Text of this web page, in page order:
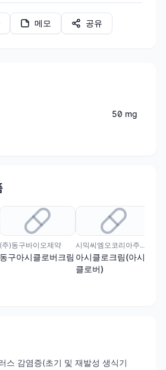
메모 공유
50 mg
(주)동구바이오제약
동구아시클로버크림
시믹씨엠오코리아주식회사
아시클로크림(아시
클로버)
스 감염증(초기 및 재발성 생식기